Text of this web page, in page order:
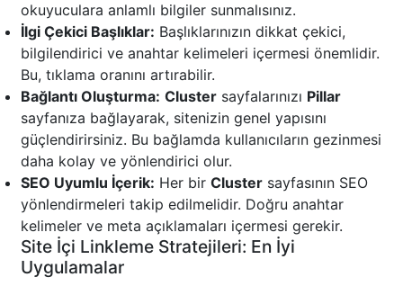
okuyuculara anlamlı bilgiler sunmalısınız.
İlgi Çekici Başlıklar: Başlıklarınızın dikkat çekici,
bilgilendirici ve anahtar kelimeleri içermesi önemlidir.
Bu, tıklama oranını artırabilir.
Bağlantı Oluşturma: Cluster sayfalarınızı Pillar
sayfanıza bağlayarak, sitenizin genel yapısını
güçlendirirsiniz. Bu bağlamda kullanıcıların gezinmesi
daha kolay ve yönlendirici olur.
SEO Uyumlu İçerik: Her bir Cluster sayfasının SEO
yönlendirmeleri takip edilmelidir. Doğru anahtar
kelimeler ve meta açıklamaları içermesi gerekir.
Site İçi Linkleme Stratejileri: En İyi
Uygulamalar